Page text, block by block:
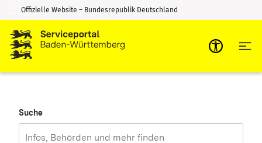
Zum Inhalt springen
Zur Suche springen
Offizielle Website – Bundesrepublik Deutschland
Suche